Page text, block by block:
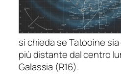
si chieda se Tatooine
più distante dal centro
Galassia (R16).